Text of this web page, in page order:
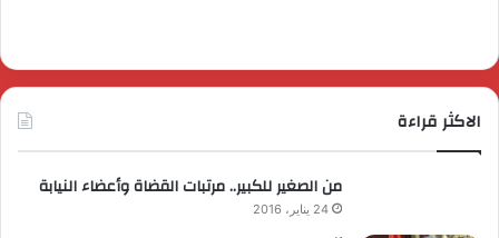
الاكثر قراءة
من الصغير للكبير.. مرتبات القضاة وأعضاء النيابة
24 يناير، 2016